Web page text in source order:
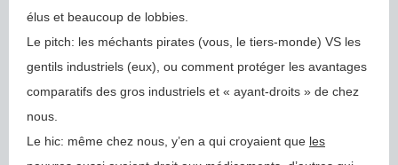
élus et beaucoup de lobbies.
Le pitch: les méchants pirates (vous, le tiers-monde) VS les
gentils industriels (eux), ou comment protéger les avantages
comparatifs des gros industriels et « ayant-droits » de chez
nous.
Le hic: même chez nous, y’en a qui croyaient que les